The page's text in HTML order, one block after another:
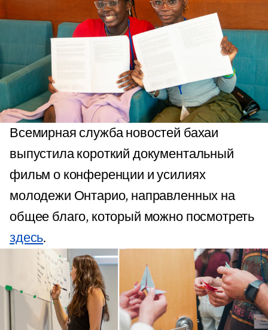
Всемирная служба новостей бахаи
выпустила короткий документальный
фильм о конференции и усилиях
молодежи Онтарио, направленных на
общее благо, который можно посмотреть
здесь.